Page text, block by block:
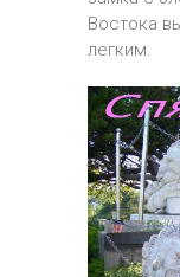
Востока
легким.